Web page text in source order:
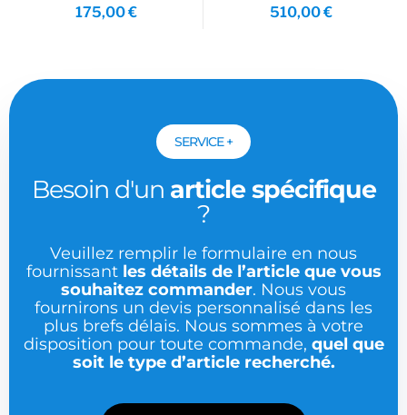
175,00€ 510,00€
SERVICE +
Besoin d'un article spécifique
?
Veuillez remplir le formulaire en nous
fournissant les détails de l’article que vous
souhaitez commander. Nous vous
fournirons un devis personnalisé dans les
plus brefs délais. Nous sommes à votre
disposition pour toute commande, quel que
soit le type d’article recherché.